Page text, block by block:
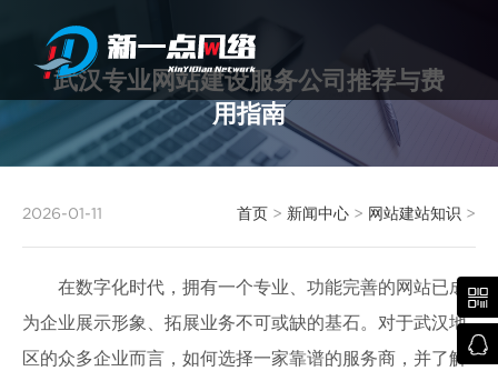
武汉专业网站建设服务公司推荐与费
用指南
2026-01-11 首页 > 新闻中心 > 网站建站知识 >
在数字化时代，拥有一个专业、功能完善的网站已成
为企业展示形象、拓展业务不可或缺的基石。对于武汉地
区的众多企业而言，如何选择一家靠谱的服务商，并了解

